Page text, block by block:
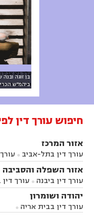
בן זוגה
ביהמ"ש
Unsplash
חיפוש עורך דין
אזור המרכז
עורך דין בתל-אביב 
ברק עורך דין בפתח
עורך דין ברחובות עורך
במודיעין
עורך דין
דין בקרית אונו
אונו
עורך דין בבת ים
אזור השפלה והסביבה
עורך דין ביבנה  עורך
עורך דין בראשון לציון
בבאר יעקב
עורך דיןיהודה ושומרון
עורך דין בבית אריה 